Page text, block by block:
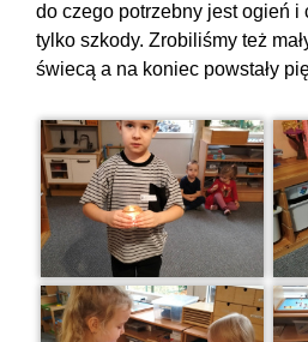
do czego potrzebny jest ogień i
tylko szkody. Zrobiliśmy też
świecą a na koniec powstały